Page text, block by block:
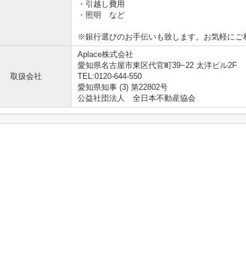
・引越し費用
・照明 など
※銀行選びのお手伝いも致します。お気軽にご
取扱会社
Aplace株式会社
愛知県名古屋市東区代官町39−22 太洋ビル2F
TEL:0120-644-550
愛知県知事 (3) 第22802号
公益社団法人 全日本不動産協会